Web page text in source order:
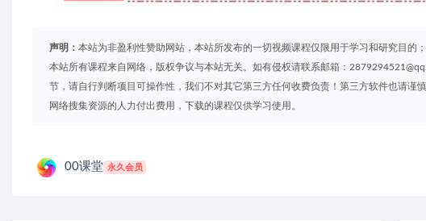
声明： 本站为非盈利性赞助网站，本站所发布的一切视频课程仅限用于学习和研究目的
本站所有课程来自网络，版权争议与本站无关。如有侵权请联系邮箱：
节，请自行判断项目可操作性，我们不对其它第三方任何收费负责！第三方软件也请谨
网络搜集资源的人力付出费用，下载的课程仅供学习使用。
00课堂 永久会员